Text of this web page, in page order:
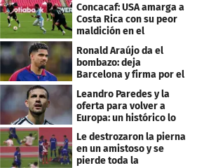
Concacaf: USA amarga a
Costa Rica con su peor
maldición en el
premundial Sub-20
Ronald Araújo da el
bombazo: deja
Barcelona y firma por el
club menos pensado
Leandro Paredes y la
oferta para volver a
Europa: un histórico lo
quiere comprar
Le destrozaron la pierna
en un amistoso y se
pierde toda la